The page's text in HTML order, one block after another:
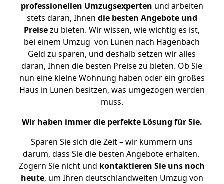
professionellen Umzugsexperten und arbeiten
stets daran, Ihnen die besten Angebote und
Preisezu bieten. Wir wissen, wie wichtig es ist,
bei einem Umzug von Lünen nach Hagenbach
Geld zu sparen, und deshalb setzen wir alles
daran, Ihnen die besten Preise zu bieten. Ob Sie
nun eine kleine Wohnung haben oder ein großes
Haus in Lünen besitzen, was umgezogen werden
muss.
Wir haben immer die perfekte Lösung für Sie.
Sparen Sie sich die Zeit – wir kümmern uns
darum, dass Sie die besten Angebote erhalten.
Zögern Sie nicht und kontaktieren Sie uns noch
heute, um Ihren deutschlandweiten Umzug von